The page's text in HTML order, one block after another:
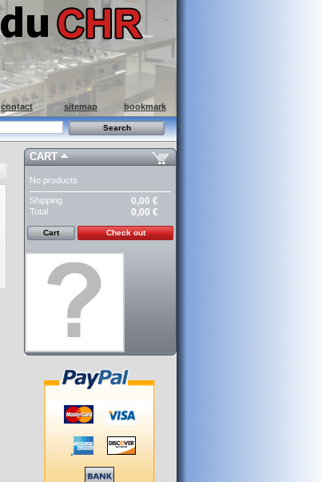
contact sitemap bookmark
CART
No products
Shipping 0,00 €
Total 0,00 €
Cart Check out